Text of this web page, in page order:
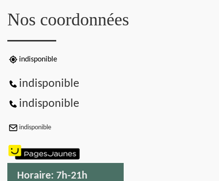
Nos coordonnées
indisponible
indisponible
indisponible
indisponible
Horaire: 7h-21h